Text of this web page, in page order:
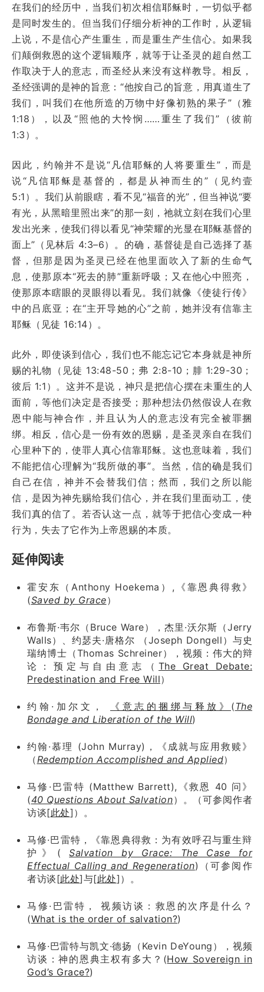
在我们的经历中，当我们初次相信耶稣时，一切似乎都
是同时发生的。但当我们仔细分析神的工作时，从逻辑
上说，不是信心产生重生，而是重生产生信心。如果我
们颠倒救恩的这个逻辑顺序，就等于让圣灵的超自然工
作取决于人的意志，而圣经从来没有这样教导。相反，
圣经强调的是神的旨意：“他按自己的旨意，用真道生了
我们，叫我们在他所造的万物中好像初熟的果子”（雅
1:18），以及“照他的大怜悯……重生了我们”（彼前
1:3）。
因此，约翰并不是说“凡信耶稣的人将要重生”，而是
说“凡信耶稣是基督的，都是从神而生的”（见约壹
5:1）。我们从前眼瞎，看不见“福音的光”，但当神说“要
有光，从黑暗里照出来”的那一刻，祂就立刻在我们心里
发出光来，使我们得以看见“神荣耀的光显在耶稣基督的
面上”（见林后 4:3–6）。的确，基督徒是自己选择了基
督，但那是因为圣灵已经在他里面吹入了新的生命气
息，使那原本“死去的肺”重新呼吸；又在他心中照亮，
使那原本瞎眼的灵眼得以看见。我们就像《使徒行传》
中的吕底亚；在“主开导她的心”之前，她并没有信靠主
耶稣（见徒 16:14）。
此外，即使谈到信心，我们也不能忘记它本身就是神所
赐的礼物（见徒 13:48-50；弗 2:8-10；腓 1:29-30；
彼后 1:1）。这并不是说，神只是把信心摆在未重生的人
面前，等他们决定是否接受；那种想法仍然假设人在救
恩中能与神合作，并且认为人的意志没有完全被罪捆
绑。相反，信心是一份有效的恩赐，是圣灵亲自在我们
心里种下的，使罪人真心信靠耶稣。这也意味着，我们
不能把信心理解为“我所做的事”。当然，信的确是我们
自己在信，神并不会替我们信；然而，我们之所以能
信，是因为神先赐给我们信心，并在我们里面动工，使
我们真的信了。若否认这一点，就等于把信心变成一种
行为，失去了它作为上帝恩赐的本质。
延伸阅读
霍安东（Anthony Hoekema）,《靠恩典得救》
(Saved by Grace）
布鲁斯·韦尔（Bruce Ware），杰里·沃尔斯（Jerry
Walls）、约瑟夫·唐格尔 （Joseph Dongell）与史
瑞纳博士（Thomas Schreiner），视频：伟大的辩
论：预定与自由意志（ The Great Debate:
Predestination and Free Will）
约翰·加尔文， 《意志的捆绑与释放》 (The
Bondage and Liberation of the Will)
约翰·慕理 (John Murray)，《成就与应用救赎》
（ Redemption Accomplished and Applied）
马修·巴雷特 (Matthew Barrett),《救恩 40 问》
(40 Questions About Salvation）。（可参阅作者
访谈[此处]）。
马修·巴雷特，《靠恩典得救：为有效呼召与重生辩
护》(Salvation by Grace: The Case for
Effectual Calling and Regeneration)（可参阅作
者访谈[此处]与[此处]）。
马修·巴雷特， 视频访谈：救恩的次序是什么？
(What is the order of salvation?)
马修·巴雷特与凯文·德扬（Kevin DeYoung），视频
访谈：神的恩典主权有多大？(How Sovereign in
God’s Grace?)